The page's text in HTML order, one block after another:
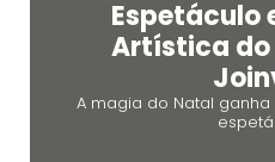
Espetáculo
Artística do
A magia do Natal